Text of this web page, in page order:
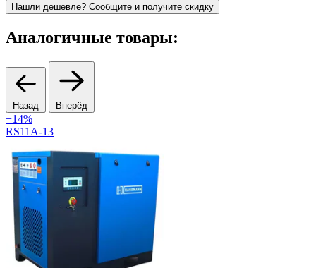
Нашли дешевле? Сообщите и получите скидку
Аналогичные товары:
Назад Вперёд
−14%
RS11A-13